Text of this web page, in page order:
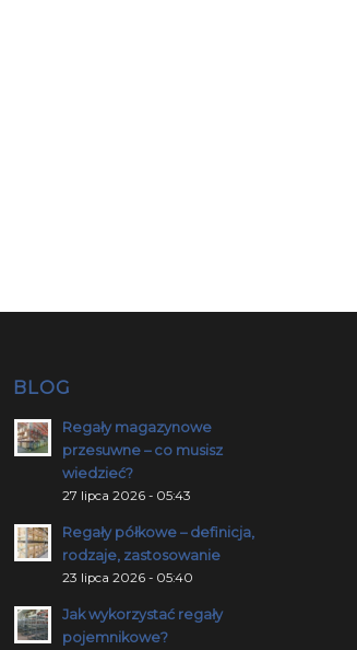
BLOG
Regały magazynowe
przesuwne – co musisz
wiedzieć?
27 lipca 2026 - 05:43
Regały półkowe – definicja,
rodzaje, zastosowanie
23 lipca 2026 - 05:40
Jak wykorzystać regały
pojemnikowe?